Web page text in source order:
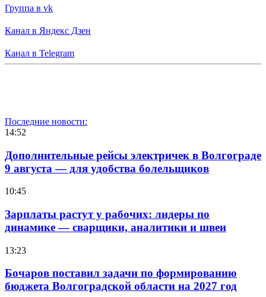
Группа в vk
Канал в Яндекс Дзен
Канал в Telegram
Последние новости:
14:52
Дополнительные рейсы электричек в Волгограде
9 августа — для удобства болельщиков
10:45
Зарплаты растут у рабочих: лидеры по
динамике — сварщики, аналитики и швеи
13:23
Бочаров поставил задачи по формированию
бюджета Волгоградской области на 2027 год